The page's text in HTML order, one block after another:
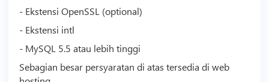
- Ekstensi OpenSSL (optional)
- Ekstensi intl
- MySQL 5.5 atau lebih tinggi
Sebagian besar persyaratan di atas tersedia di web